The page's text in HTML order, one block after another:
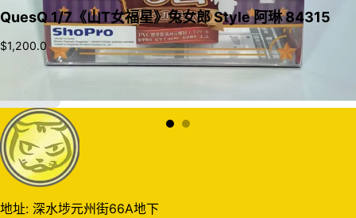
QuesQ 1/7《山T女福星》兔女郎 Style 阿琳 84315
$1,200.0
地址: 深水埗元州街66A地下